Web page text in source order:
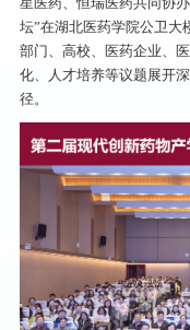
坛”在湖北医药学院公卫大
部门、高校、医药企业、
化、人才培养等议题展开
径。